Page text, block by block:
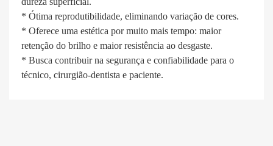
* Ótima reprodutibilidade, eliminando variação de cores.
* Oferece uma estética por muito mais tempo: maior
retenção do brilho e maior resistência ao desgaste.
* Busca contribuir na segurança e confiabilidade para o
técnico, cirurgião-dentista e paciente.